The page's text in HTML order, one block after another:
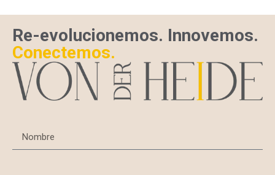
Re-evolucionemos. Innovemos.
Conectemos.